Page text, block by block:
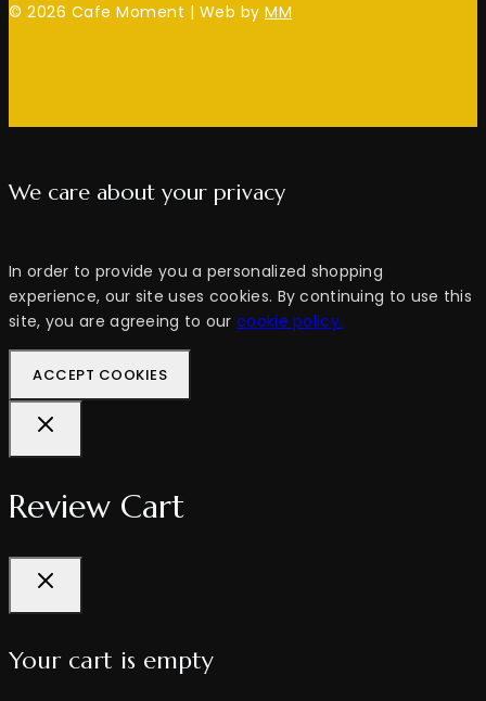
© 2026 Cafe Moment | Web by MM
We care about your privacy
In order to provide you a personalized shopping
experience, our site uses cookies. By continuing to use this
site, you are agreeing to ourcookie policy.
ACCEPT COOKIES
Review Cart
Your cart is empty